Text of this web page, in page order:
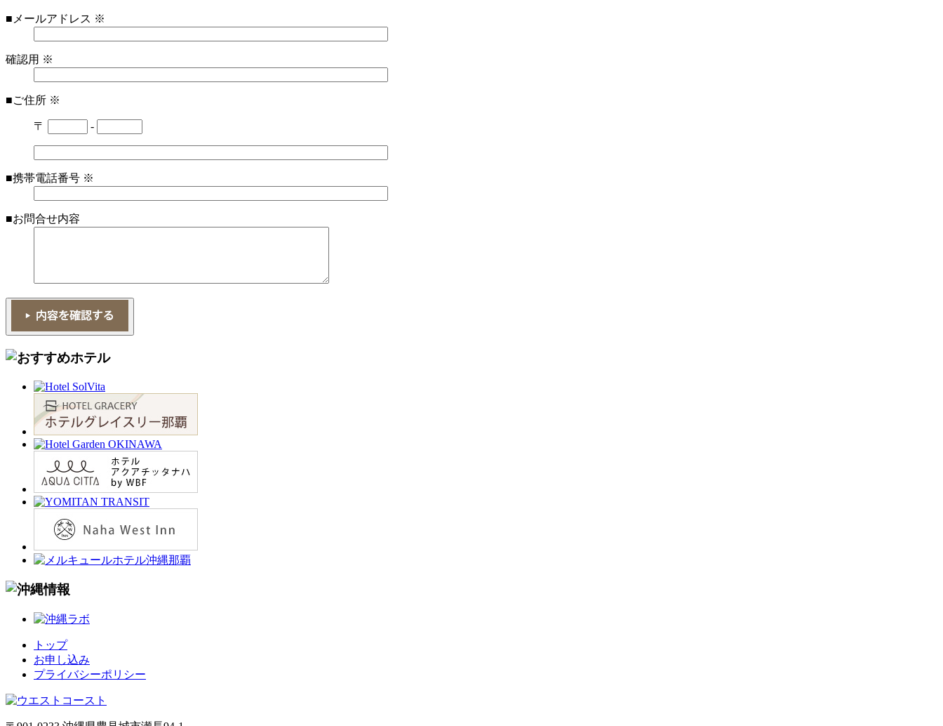
■メールアドレス ※
確認用 ※
■ご住所 ※
〒 -
■携帯電話番号 ※
■お問合せ内容
トップ
お申し込み
プライバシーポリシー